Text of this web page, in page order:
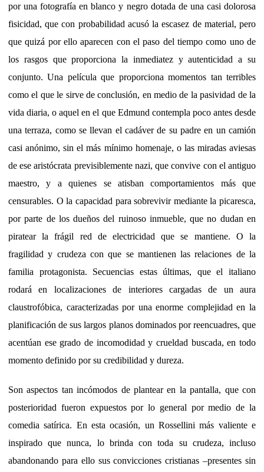
por una fotografía en blanco y negro dotada de una casi dolorosa
fisicidad, que con probabilidad acusó la escasez de material, pero
que quizá por ello aparecen con el paso del tiempo como uno de
los rasgos que proporciona la inmediatez y autenticidad a su
conjunto. Una película que proporciona momentos tan terribles
como el que le sirve de conclusión, en medio de la pasividad de la
vida diaria, o aquel en el que Edmund contempla poco antes desde
una terraza, como se llevan el cadáver de su padre en un camión
casi anónimo, sin el más mínimo homenaje, o las miradas aviesas
de ese aristócrata previsiblemente nazi, que convive con el antiguo
maestro, y a quienes se atisban comportamientos más que
censurables. O la capacidad para sobrevivir mediante la picaresca,
por parte de los dueños del ruinoso inmueble, que no dudan en
piratear la frágil red de electricidad que se mantiene. O la
fragilidad y crudeza con que se mantienen las relaciones de la
familia protagonista. Secuencias estas últimas, que el italiano
rodará en localizaciones de interiores cargadas de un aura
claustrofóbica, caracterizadas por una enorme complejidad en la
planificación de sus largos planos dominados por reencuadres, que
acentúan ese grado de incomodidad y crueldad buscada, en todo
momento definido por su credibilidad y dureza.
Son aspectos tan incómodos de plantear en la pantalla, que con
posterioridad fueron expuestos por lo general por medio de la
comedia satírica. En esta ocasión, un Rossellini más valiente e
inspirado que nunca, lo brinda con toda su crudeza, incluso
abandonando para ello sus convicciones cristianas –presentes sin